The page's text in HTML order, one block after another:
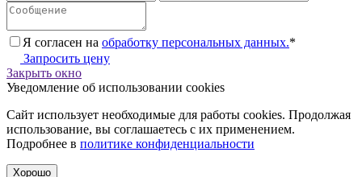
Я согласен на обработку персональных данных.*
Запросить цену
Закрыть окно
Уведомление об использовании cookies
Сайт использует необходимые для работы cookies. Продолжая
использование, вы соглашаетесь с их применением.
Подробнее в политике конфиденциальности
Хорошо